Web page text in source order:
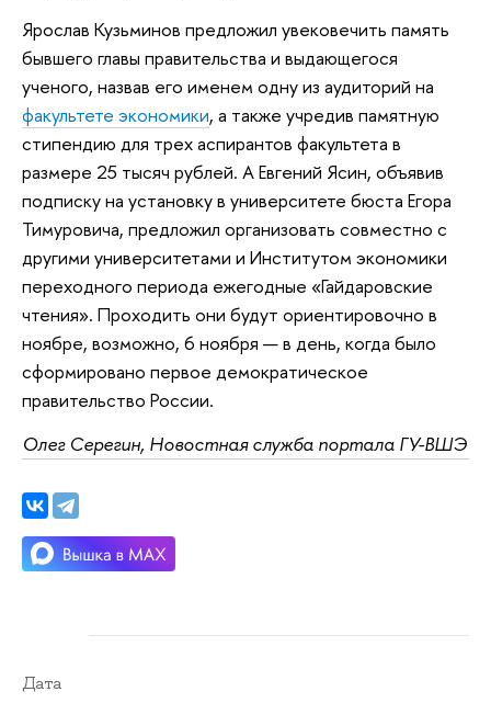
Ярослав Кузьминов предложил увековечить память
бывшего главы правительства и выдающегося
ученого, назвав его именем одну из аудиторий на
факультете экономики, а также учредив памятную
стипендию для трех аспирантов факультета в
размере 25 тысяч рублей. А Евгений Ясин, объявив
подписку на установку в университете бюста Егора
Тимуровича, предложил организовать совместно с
другими университетами и Институтом экономики
переходного периода ежегодные «Гайдаровские
чтения». Проходить они будут ориентировочно в
ноябре, возможно, 6 ноября — в день, когда было
сформировано первое демократическое
правительство России.
Олег Серегин, Новостная служба портала ГУ-ВШЭ
Дата